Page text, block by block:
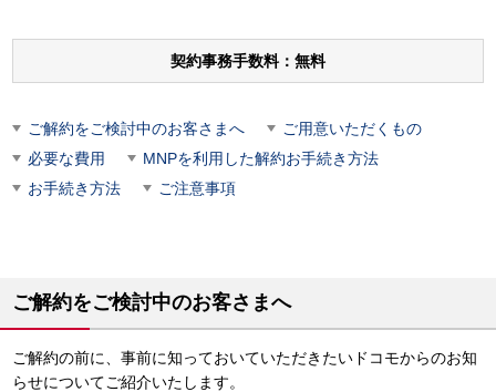
契約事務手数料：無料
ご解約をご検討中のお客さまへ
ご用意いただくもの
必要な費用
MNPを利用した解約お手続き方法
お手続き方法
ご注意事項
ご解約をご検討中のお客さまへ
ご解約の前に、事前に知っておいていただきたいドコモからのお知
らせについてご紹介いたします。